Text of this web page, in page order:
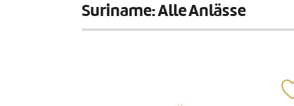
Suriname: Alle Anlässe